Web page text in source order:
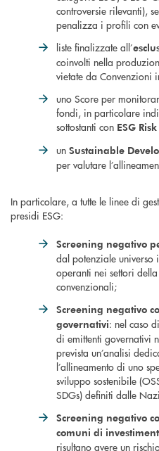
controversie rilevanti),
penalizza i profili con
liste finalizzate all’
coinvolti nella
vietate da Convenzioni
uno Score per
fondi, in particolare
sottostanti con ESG
un Sustainable
per valutare
In particolare, a tutte le linee di
presidi ESG:
Screening negativo
dal potenziale universo
operanti nei settori
convenzionali;
Screening negativo
governativi: nel caso
di emittenti governativi
prevista un’analisi
l’allineamento di uno
sviluppo sostenibile
SDGs) definiti dalle
Screening negativo
comuni di
risultano avere un